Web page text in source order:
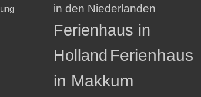
in den Niederlanden
Ferienhaus in
Holland Ferienhaus
in Makkum